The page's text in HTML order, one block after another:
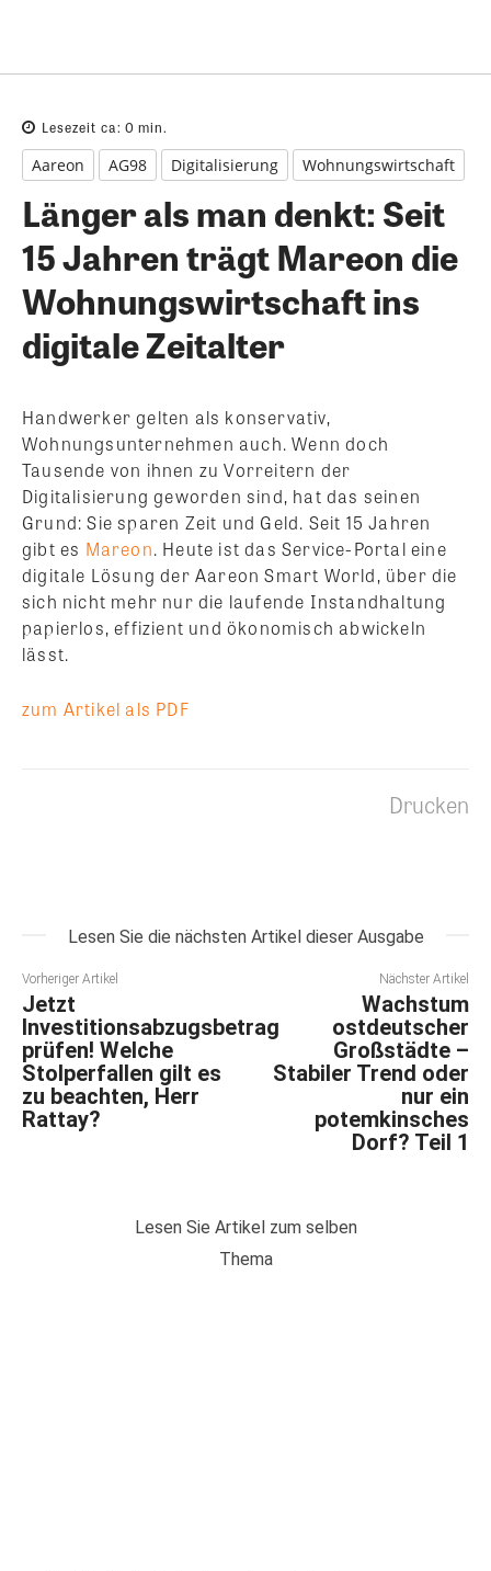
Lesezeit ca: 0 min.
Aareon AG98 Digitalisierung Wohnungswirtschaft
Länger als man denkt: Seit
15 Jahren trägt Mareon die
Wohnungswirtschaft ins
digitale Zeitalter
Handwerker gelten als konservativ,
Wohnungsunternehmen auch. Wenn doch
Tausende von ihnen zu Vorreitern der
Digitalisierung geworden sind, hat das seinen
Grund: Sie sparen Zeit und Geld. Seit 15 Jahren
gibt es Mareon. Heute ist das Service-Portal eine
digitale Lösung der Aareon Smart World, über die
sich nicht mehr nur die laufende Instandhaltung
papierlos, effizient und ökonomisch abwickeln
lässt.
zum Artikel als PDF
Drucken
Lesen Sie die nächsten Artikel dieser Ausgabe
Vorheriger Artikel
Jetzt
Investitionsabzugsbetrag
prüfen! Welche
Stolperfallen gilt es
zu beachten, Herr
Rattay?
Nächster Artikel
Wachstum
ostdeutscher
Großstädte –
Stabiler Trend oder
nur ein
potemkinsches
Dorf? Teil 1
Lesen Sie Artikel zum selben
Thema